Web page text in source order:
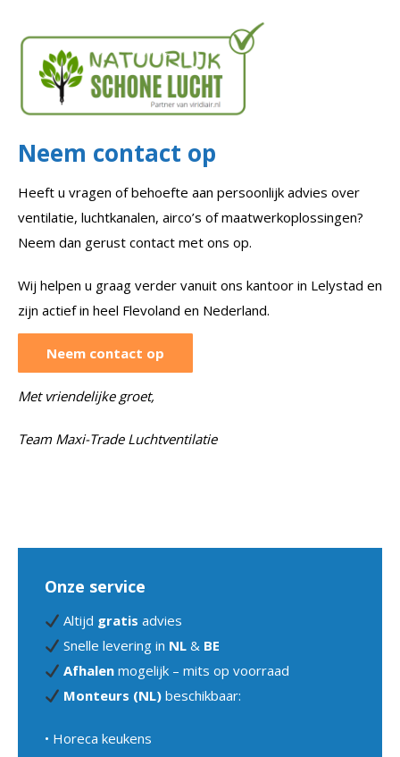
Neem contact op
Heeft u vragen of behoefte aan persoonlijk advies over
ventilatie, luchtkanalen, airco’s of maatwerkoplossingen?
Neem dan gerust contact met ons op.
Wij helpen u graag verder vanuit ons kantoor in Lelystad en
zijn actief in heel Flevoland en Nederland.
Neem contact op
Met vriendelijke groet,
Team Maxi-Trade Luchtventilatie
Onze service
Altijd gratis advies
Snelle levering in NL & BE
Afhalen mogelijk – mits op voorraad
Monteurs (NL) beschikbaar:
• Horeca keukens